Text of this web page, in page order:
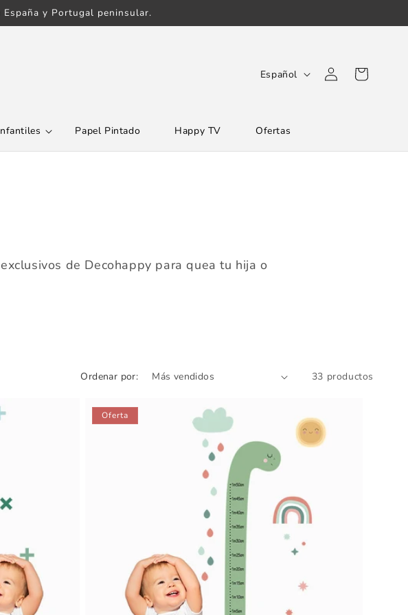
España y Portugal peninsular.
Papel Pintado Happy TV Ofertas
o
m
Español
Iniciar
sesión
Carrito
de Decohappy para quea tu hija o
Ordenar por: 33 productos
Oferta